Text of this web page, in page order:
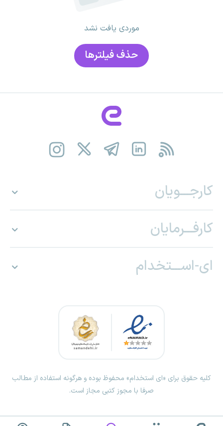
موردی یافت نشد
حذف فیلتر‌ها
کارجـــویان
کارفـــرمایان
ای-اســـتخدام
کلیه حقوق برای «ای استخدام» محفوظ بوده و هرگونه استفاده از مطالب
صرفا با مجوز کتبی مجاز است.